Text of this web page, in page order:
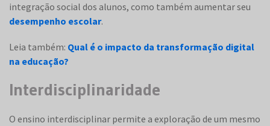
integração social dos alunos, como também aumentar seu
desempenho escolar.
Leia também: Qual é o impacto da transformação digital
na educação?
Interdisciplinaridade
O ensino interdisciplinar permite a exploração de um mesmo